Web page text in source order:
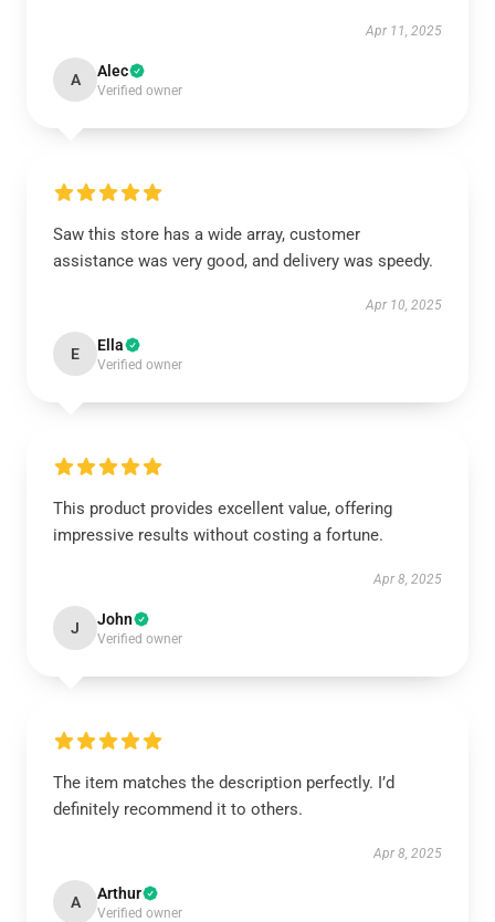
Apr 11, 2025
A Alec
Verified owner
Saw this store has a wide array, customer
assistance was very good, and delivery was speedy.
Apr 10, 2025
E Ella
Verified owner
This product provides excellent value, offering
impressive results without costing a fortune.
Apr 8, 2025
J John
Verified owner
The item matches the description perfectly. I’d
definitely recommend it to others.
Apr 8, 2025
A Arthur
Verified owner